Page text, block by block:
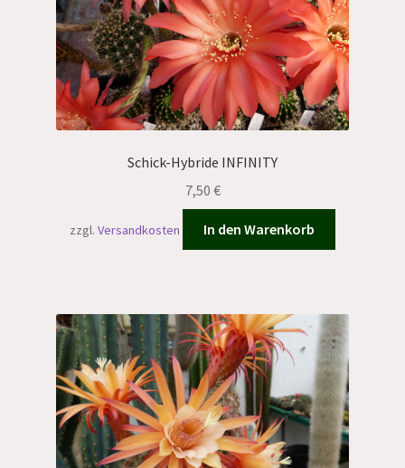
Schick-Hybride INFINITY
7,50 €
zzgl.Versandkosten In den Warenkorb